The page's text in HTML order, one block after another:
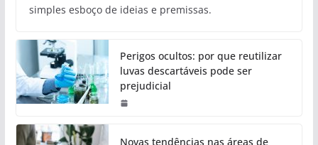
simples esboço de ideias e premissas.
Perigos ocultos: por que reutilizar
luvas descartáveis pode ser
prejudicial
Novas tendências nas áreas de